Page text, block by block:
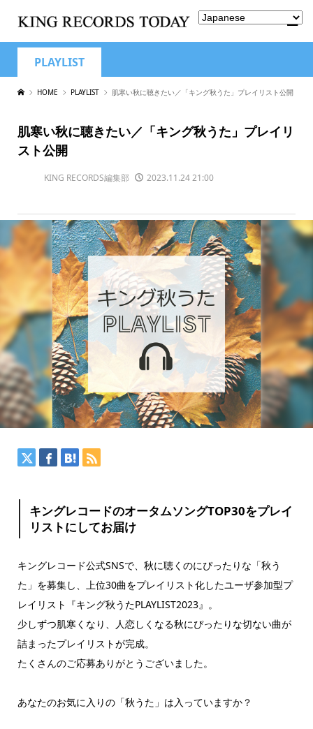
PLAYLIST
HOME PLAYLIST 肌寒い秋に聴きたい／「キング秋うた」プレイリスト公開
肌寒い秋に聴きたい／「キング秋うた」プレイリ
スト公開
KING RECORDS編集部 2023.11.24 21:00
キングレコードのオータムソングTOP30をプレイ
リストにしてお届け
キングレコード公式SNSで、秋に聴くのにぴったりな「秋う
た」を募集し、上位30曲をプレイリスト化したユーザ参加型プ
レイリスト『キング秋うたPLAYLIST2023』。
少しずつ肌寒くなり、人恋しくなる秋にぴったりな切ない曲が
詰まったプレイリストが完成。
たくさんのご応募ありがとうございました。
あなたのお気に入りの「秋うた」は入っていますか？